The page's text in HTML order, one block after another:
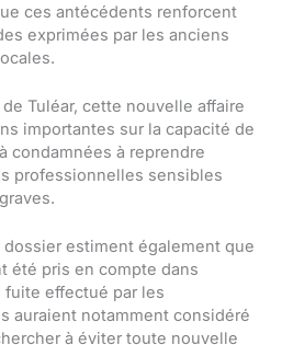
ces antécédents renforcent
exprimées par les anciens
Tuléar, cette nouvelle affaire
importantes sur la capacité de
condamnées à reprendre
professionnelles sensibles
estiment également que
été pris en compte dans
fuite effectué par les
auraient notamment considéré
à éviter toute nouvelle